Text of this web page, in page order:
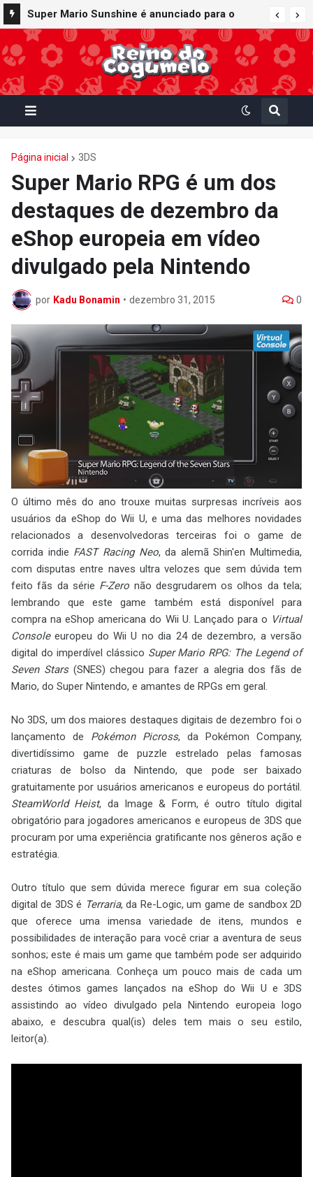
Super Mario Sunshine é anunciado para o
Nintendo GameCube - Nintendo Classics do
Nintendo Switch Online
Página inicial 3DS
Super Mario RPG é um dos
destaques de dezembro da
eShop europeia em vídeo
divulgado pela Nintendo
por Kadu Bonamin • dezembro 31, 2015 0
O último mês do ano trouxe muitas surpresas incríveis aos
usuários da eShop do Wii U, e uma das melhores novidades
relacionados a desenvolvedoras terceiras foi o game de
corrida indie FAST Racing Neo, da alemã Shin'en Multimedia,
com disputas entre naves ultra velozes que sem dúvida tem
feito fãs da série F-Zero não desgrudarem os olhos da tela;
lembrando que este game também está disponível para
compra na eShop americana do Wii U. Lançado para o Virtual
Consoleeuropeu do Wii U no dia 24 de dezembro, a versão
digital do imperdível clássico Super Mario RPG: The Legend of
Seven Stars(SNES) chegou para fazer a alegria dos fãs de
Mario, do Super Nintendo, e amantes de RPGs em geral.
No 3DS, um dos maiores destaques digitais de dezembro foi o
lançamento de Pokémon Picross, da Pokémon Company,
divertidíssimo game de puzzle estrelado pelas famosas
criaturas de bolso da Nintendo, que pode ser baixado
gratuitamente por usuários americanos e europeus do portátil.
SteamWorld Heist, da Image & Form, é outro título digital
obrigatório para jogadores americanos e europeus de 3DS que
procuram por uma experiência gratificante nos gêneros ação e
estratégia.
Outro título que sem dúvida merece figurar em sua coleção
digital de 3DS é Terraria, da Re-Logic, um game de sandbox 2D
que oferece uma imensa variedade de itens, mundos e
possibilidades de interação para você criar a aventura de seus
sonhos; este é mais um game que também pode ser adquirido
na eShop americana. Conheça um pouco mais de cada um
destes ótimos games lançados na eShop do Wii U e 3DS
assistindo ao vídeo divulgado pela Nintendo europeia logo
abaixo, e descubra qual(is) deles tem mais o seu estilo,
leitor(a).